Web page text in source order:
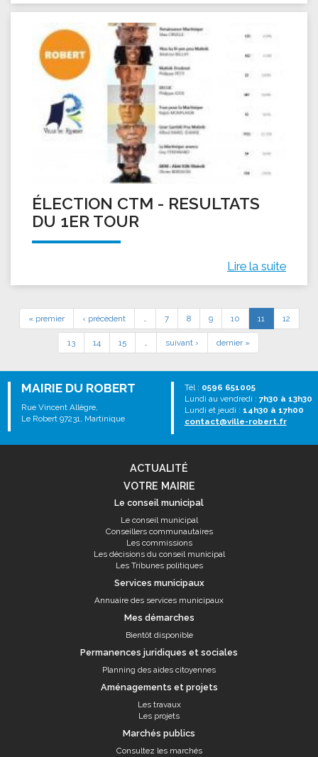
ÉLECTION CTM - RESULTATS
DU 1ER TOUR
Lire la suite
« premier ‹ précédent … 7 8 9 10 11 12
13 14 15 … suivant › dernier »
MAIRIE DU ROBERT
Rue Vincent Allègre,
Le Robert 97231, Martinique
Tél : 0596 651005
Lundi au vendredi : 7h30 à 13h30
Lundi et jeudi : 14h30 à 17h00
contact@ville-robert.fr
ACTUALITÉ
VOTRE MAIRIE
Le conseil municipal
Le conseil municipal
Conseillers communautaires
Les commissions
Les décisions du conseil municipal
Les Tribunes politiques
Services municipaux
Annuaire des services municipaux
Mes démarches
Bientôt disponible
Permanences juridiques et sociales
Planning des aides citoyennes
Aménagements et projets
Les travaux
Les projets
Marchés publics
Consultez les marchés